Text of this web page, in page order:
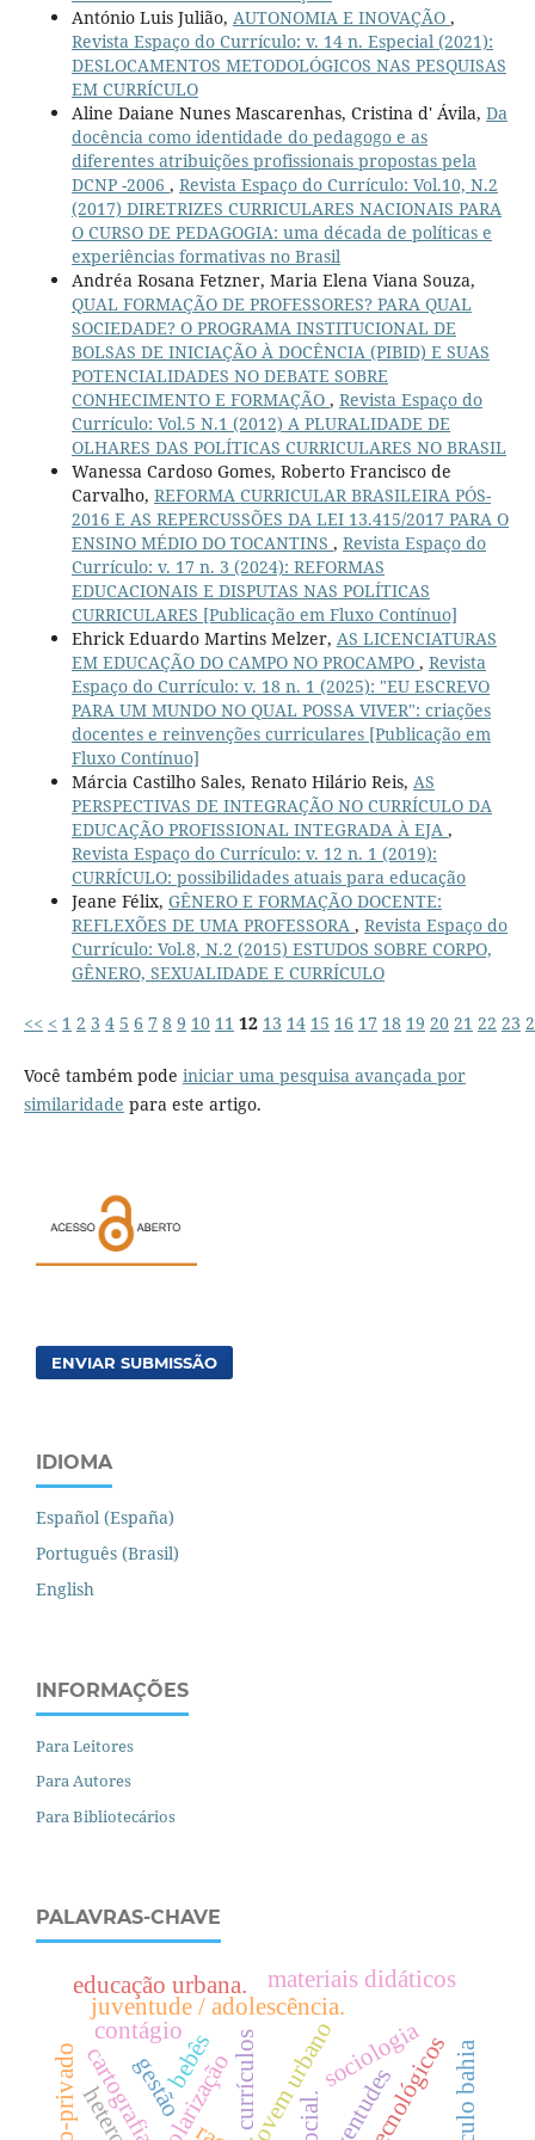
António Luis Julião, AUTONOMIA E INOVAÇÃO ,
Revista Espaço do Currículo: v. 14 n. Especial (2021):
DESLOCAMENTOS METODOLÓGICOS NAS PESQUISAS
EM CURRÍCULO
Aline Daiane Nunes Mascarenhas, Cristina d' Ávila, Da
docência como identidade do pedagogo e as
diferentes atribuições profissionais propostas pela
DCNP -2006 , Revista Espaço do Currículo: Vol.10, N.2
(2017) DIRETRIZES CURRICULARES NACIONAIS PARA
O CURSO DE PEDAGOGIA: uma década de políticas e
experiências formativas no Brasil
Andréa Rosana Fetzner, Maria Elena Viana Souza,
QUAL FORMAÇÃO DE PROFESSORES? PARA QUAL
SOCIEDADE? O PROGRAMA INSTITUCIONAL DE
BOLSAS DE INICIAÇÃO À DOCÊNCIA (PIBID) E SUAS
POTENCIALIDADES NO DEBATE SOBRE
CONHECIMENTO E FORMAÇÃO , Revista Espaço do
Currículo: Vol.5 N.1 (2012) A PLURALIDADE DE
OLHARES DAS POLÍTICAS CURRICULARES NO BRASIL
Wanessa Cardoso Gomes, Roberto Francisco de
Carvalho, REFORMA CURRICULAR BRASILEIRA PÓS-
2016 E AS REPERCUSSÕES DA LEI 13.415/2017 PARA O
ENSINO MÉDIO DO TOCANTINS , Revista Espaço do
Currículo: v. 17 n. 3 (2024): REFORMAS
EDUCACIONAIS E DISPUTAS NAS POLÍTICAS
CURRICULARES [Publicação em Fluxo Contínuo]
Ehrick Eduardo Martins Melzer, AS LICENCIATURAS
EM EDUCAÇÃO DO CAMPO NO PROCAMPO , Revista
Espaço do Currículo: v. 18 n. 1 (2025): "EU ESCREVO
PARA UM MUNDO NO QUAL POSSA VIVER": criações
docentes e reinvenções curriculares [Publicação em
Fluxo Contínuo]
Márcia Castilho Sales, Renato Hilário Reis, AS
PERSPECTIVAS DE INTEGRAÇÃO NO CURRÍCULO DA
EDUCAÇÃO PROFISSIONAL INTEGRADA À EJA ,
Revista Espaço do Currículo: v. 12 n. 1 (2019):
CURRÍCULO: possibilidades atuais para educação
Jeane Félix, GÊNERO E FORMAÇÃO DOCENTE:
REFLEXÕES DE UMA PROFESSORA , Revista Espaço do
Currículo: Vol.8, N.2 (2015) ESTUDOS SOBRE CORPO,
GÊNERO, SEXUALIDADE E CURRÍCULO
<< < 1 2 3 4 5 6 7 8 9 10 11 12 13 14 15 16 17 18 19 20 21 22 23
Você também pode iniciar uma pesquisa avançada por
similaridade para este artigo.
ENVIAR SUBMISSÃO
IDIOMA
Español (España)
Português (Brasil)
English
INFORMAÇÕES
Para Leitores
Para Autores
Para Bibliotecários
PALAVRAS-CHAVE
currículos
projovem urbano
juventude / adolescência.
educação urbana.
.
gestão
escolarização
materiais didáticos
bebês
contágio
cartografia sociologia